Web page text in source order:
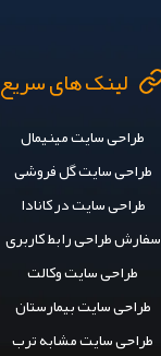
لینک های سریع
طراحی سایت مینیمال
طراحی سایت گل فروشی
طراحی سایت در کانادا
سفارش طراحی رابط کاربری
طراحی سایت وکالت
طراحی سایت بیمارستان
طراحی سایت مشابه ترب